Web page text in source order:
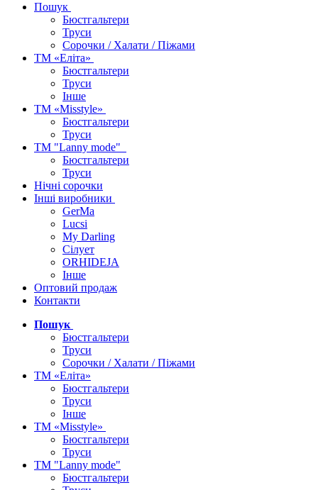
Пошук
Бюстгальтери
Труси
Сорочки / Халати / Піжами
ТМ «Еліта»
Бюстгальтери
Труси
Інше
ТМ «Misstyle»
Бюстгальтери
Труси
ТМ "Lanny mode"
Бюстгальтери
Труси
Нічні сорочки
Інші виробники
GerMa
Lucsi
My Darling
Сілует
ORHIDEJA
Інше
Оптовий продаж
Контакти
Пошук
Бюстгальтери
Труси
Сорочки / Халати / Піжами
ТМ «Еліта»
Бюстгальтери
Труси
Інше
ТМ «Misstyle»
Бюстгальтери
Труси
ТМ "Lanny mode"
Бюстгальтери